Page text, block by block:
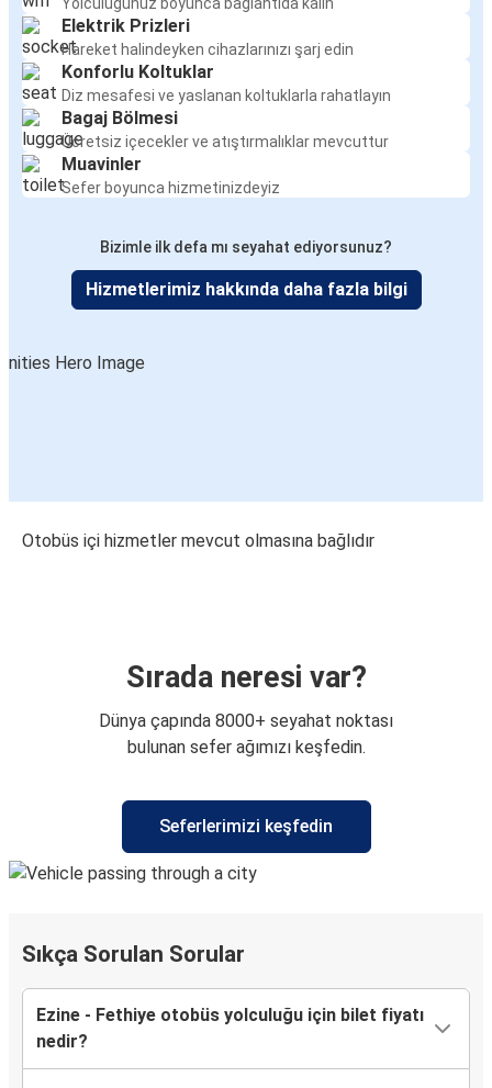
Elektrik Prizleri
Hareket halindeyken cihazlarınızı şarj edin
Konforlu Koltuklar
Diz mesafesi ve yaslanan koltuklarla rahatlayın
Bagaj Bölmesi
Ücretsiz içecekler ve atıştırmalıklar mevcuttur
Muavinler
Sefer boyunca hizmetinizdeyiz
Bizimle ilk defa mı seyahat ediyorsunuz?
Hizmetlerimiz hakkında daha fazla bilgi
Otobüs içi hizmetler mevcut olmasına bağlıdır
Sırada neresi var?
Dünya çapında 8000+ seyahat noktası
bulunan sefer ağımızı keşfedin.
Seferlerimizi keşfedin
Sıkça Sorulan Sorular
Ezine - Fethiye otobüs yolculuğu için bilet fiyatı
nedir?